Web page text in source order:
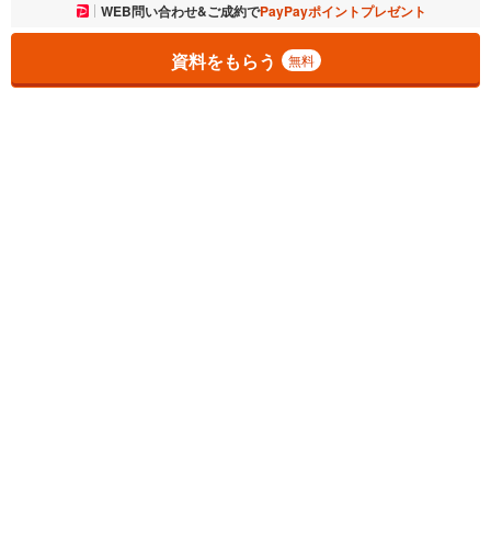
お気に入りに追加しました。 一覧を開く
WEB問い合わせ&ご成約でPayPayポイントプレゼント
資料をもらう 無料